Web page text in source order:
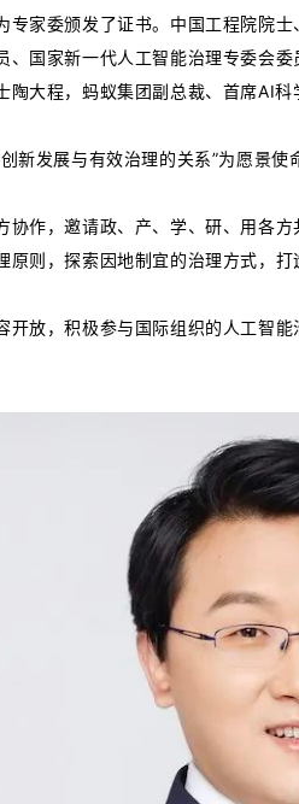
专家委颁发了证书。中国工程院院
、国家新一代人工智能治理专委会
大程，蚂蚁集团副总裁、首席AI
新发展与有效治理的关系”为愿景使
作，邀请政、产、学、研、用各
原则，探索因地制宜的治理方式，
开放，积极参与国际组织的人工智